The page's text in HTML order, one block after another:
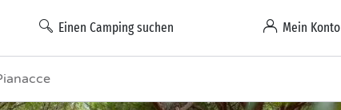
Einen Camping suchen Mein Konto